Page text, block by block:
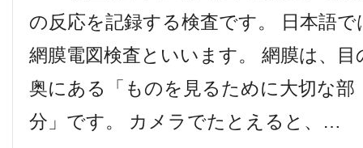
の反応を記録する検査です。 日本語で
網膜電図検査といいます。 網膜は、目
奥にある「ものを見るために大切な部
分」です。 カメラでたとえると、…